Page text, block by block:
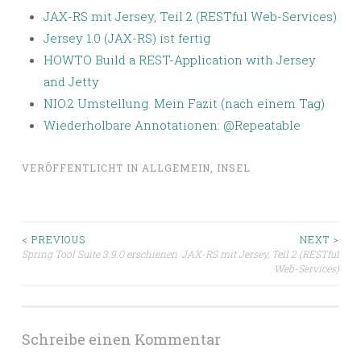
JAX-RS mit Jersey, Teil 2 (RESTful Web-Services)
Jersey 1.0 (JAX-RS) ist fertig
HOWTO Build a REST-Application with Jersey
and Jetty
NIO.2 Umstellung. Mein Fazit (nach einem Tag)
Wiederholbare Annotationen: @Repeatable
VERÖFFENTLICHT IN ALLGEMEIN INSEL
Beitragsnavigation
< PREVIOUS
Spring Tool Suite 3.9.0 erschienen
NEXT >
JAX-RS mit Jersey, Teil 2 (RESTful
Web-Services)
Schreibe einen Kommentar